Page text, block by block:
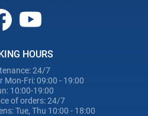
HOURS
24/7
Mon-Fri: 09:00 - 19:00
10:00-19:00
of orders: 24/7
Tue, Thu 10:00 - 18:00